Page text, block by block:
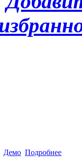
Демо Подробнее